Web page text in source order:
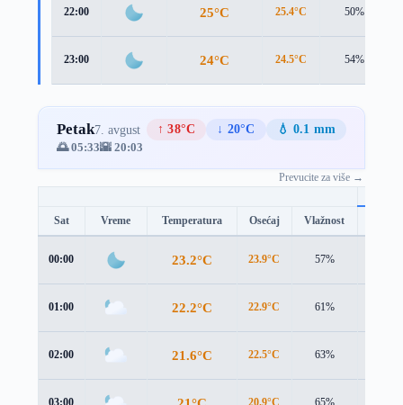
22:00 25°C 25.4°C 50%
23:00 24°C 24.5°C 54%
Petak7. avgust ↑ 38°C ↓ 20°C
💧 0.1 mm
🌅 05:33🌇 20:03
Prevucite za više →
Sat Vreme Temperatura Osećaj Vlažnost
00:00 23.2°C 23.9°C 57%
01:00 22.2°C 22.9°C 61%
02:00 21.6°C 22.5°C 63%
03:00 20.9°C 65%